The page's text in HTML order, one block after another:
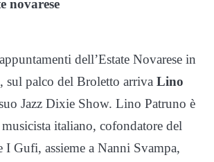
novarese
dell’Estate Novarese in
sul palco del Broletto arriva Lino
Jazz Dixie Show. Lino Patruno è
musicista italiano, cofondatore del
I Gufi, assieme a Nanni Svampa,